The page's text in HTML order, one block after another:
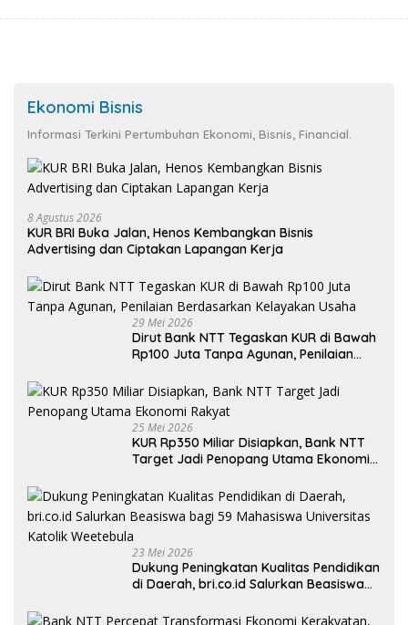
Ekonomi Bisnis
Informasi Terkini Pertumbuhan Ekonomi, Bisnis, Financial.
8 Agustus 2026
KUR BRI Buka Jalan, Henos Kembangkan Bisnis
Advertising dan Ciptakan Lapangan Kerja
29 Mei 2026
Dirut Bank NTT Tegaskan KUR di Bawah
Rp100 Juta Tanpa Agunan, Penilaian
25 Mei 2026
KUR Rp350 Miliar Disiapkan, Bank NTT
Target Jadi Penopang Utama Ekonomi
23 Mei 2026
Dukung Peningkatan Kualitas Pendidikan
di Daerah, bri.co.id Salurkan Beasiswa
Weetebula